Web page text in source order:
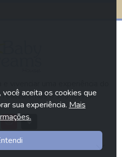
o seu sonho.
aceita os cookies que
sua experiência. Mais